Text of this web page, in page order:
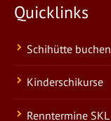
Quicklinks
Schihütte buchen
Kinderschikurse
Renntermine SKL